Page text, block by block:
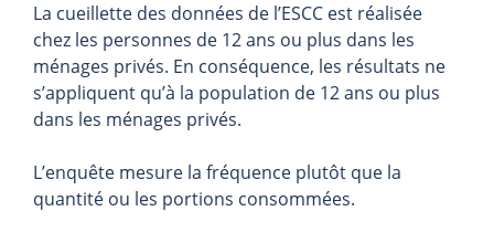
La cueillette des données de l’ESCC est réalisée
chez les personnes de 12 ans ou plus dans les
ménages privés. En conséquence, les résultats ne
s’appliquent qu’à la population de 12 ans ou plus
dans les ménages privés.
L’enquête mesure la fréquence plutôt que la
quantité ou les portions consommées.